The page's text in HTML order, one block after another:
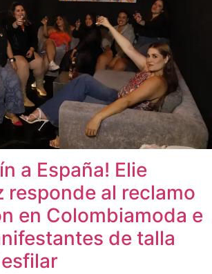
a España! Elie
responde al reclamo
en Colombiamoda e
de talla